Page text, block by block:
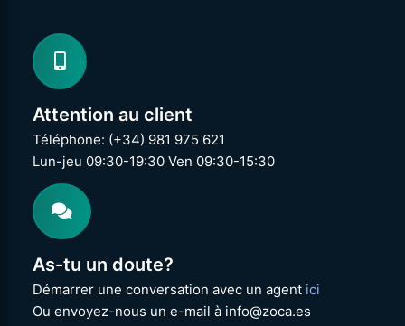
Attention au client
Téléphone: (+34) 981 975 621
Lun-jeu 09:30-19:30 Ven 09:30-15:30
As-tu un doute?
Démarrer une conversation avec un agent ici
Ou envoyez-nous un e-mail à info@zoca.es